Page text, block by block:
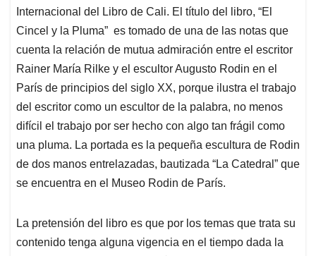
Internacional del Libro de Cali. El título del libro, “El
Cincel y la Pluma” es tomado de una de las notas que
cuenta la relación de mutua admiración entre el escritor
Rainer María Rilke y el escultor Augusto Rodin en el
París de principios del siglo XX, porque ilustra el trabajo
del escritor como un escultor de la palabra, no menos
difícil el trabajo por ser hecho con algo tan frágil como
una pluma. La portada es la pequeña escultura de Rodin
de dos manos entrelazadas, bautizada “La Catedral” que
se encuentra en el Museo Rodin de París.
La pretensión del libro es que por los temas que trata su
contenido tenga alguna vigencia en el tiempo dada la